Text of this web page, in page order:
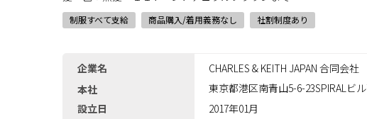
制服すべて支給 商品購入/着用義務なし 社割制度あり
企業名
CHARLES & KEITH JAPAN 合同会社
本社
東京都港区南青山5-6-23SPIRALビ
設立日
2017年01月